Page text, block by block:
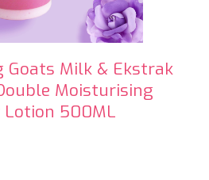
Goats Milk & Ekstrak
Moisturising
Lotion 500ML